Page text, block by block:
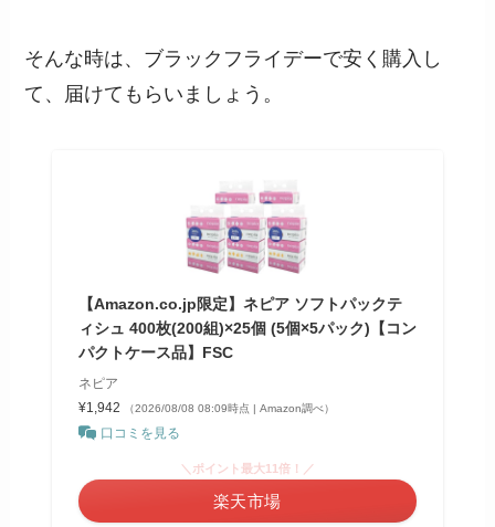
そんな時は、ブラックフライデーで安く購入し
て、届けてもらいましょう。
【Amazon.co.jp限定】ネピア ソフトパックテ
ィシュ 400枚(200組)×25個 (5個×5パック)【コン
パクトケース品】FSC
ネピア
¥1,942
（2026/08/08 08:09時点 | Amazon調べ）
口コミを見る
＼ポイント最大11倍！／
楽天市場